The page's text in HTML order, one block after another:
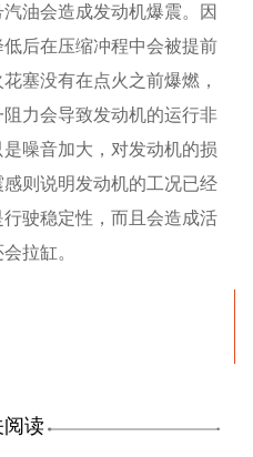
油会造成发动机爆震。因
后在压缩冲程中会被提前
塞没有在点火之前爆燃，
阻力会导致发动机的运行非
噪音加大，对发动机的损
则说明发动机的工况已经
驶稳定性，而且会造成活
拉缸。
读